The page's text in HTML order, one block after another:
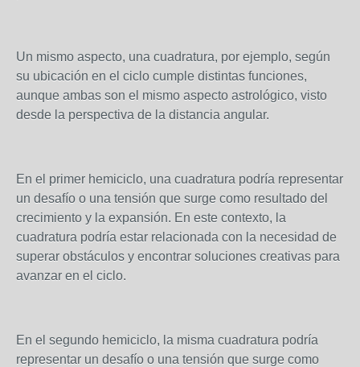
Un mismo aspecto, una cuadratura, por ejemplo, según
su ubicación en el ciclo cumple distintas funciones,
aunque ambas son el mismo aspecto astrológico, visto
desde la perspectiva de la distancia angular.
En el primer hemiciclo, una cuadratura podría representar
un desafío o una tensión que surge como resultado del
crecimiento y la expansión. En este contexto, la
cuadratura podría estar relacionada con la necesidad de
superar obstáculos y encontrar soluciones creativas para
avanzar en el ciclo.
En el segundo hemiciclo, la misma cuadratura podría
representar un desafío o una tensión que surge como